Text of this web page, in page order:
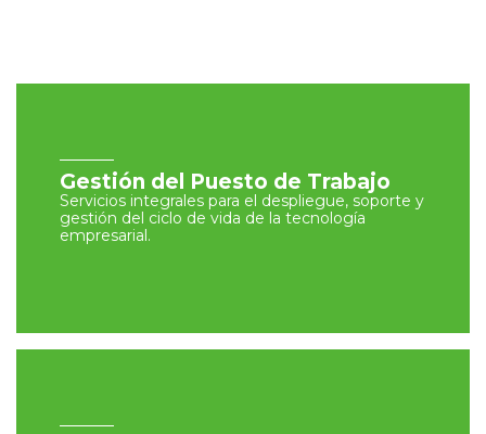
Gestión del Puesto de Trabajo
Servicios integrales para el despliegue, soporte y
gestión del ciclo de vida de la tecnología
empresarial.